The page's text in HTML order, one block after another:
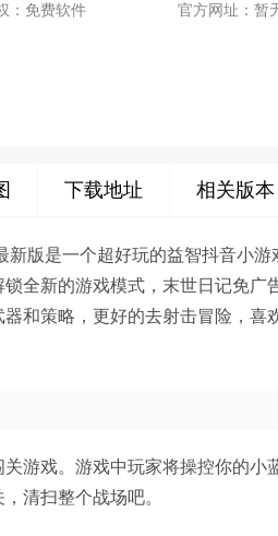
：免费软件
官方网址：暂
下载地址 相关版本
新版是一个超好玩的益智抖音小
全新的游戏模式，末世日记免
和策略，更好的去射击冒险，喜
游戏。游戏中玩家将操控你的
清扫整个战场吧。